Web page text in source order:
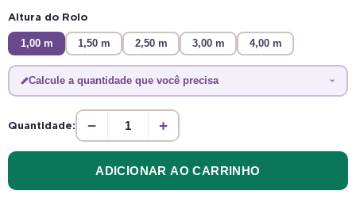
Altura do Rolo
1,00 m 1,50 m 2,50 m 3,00 m 4,00 m
Calcule a quantidade que você precisa
Quantidade: − +
ADICIONAR AO CARRINHO